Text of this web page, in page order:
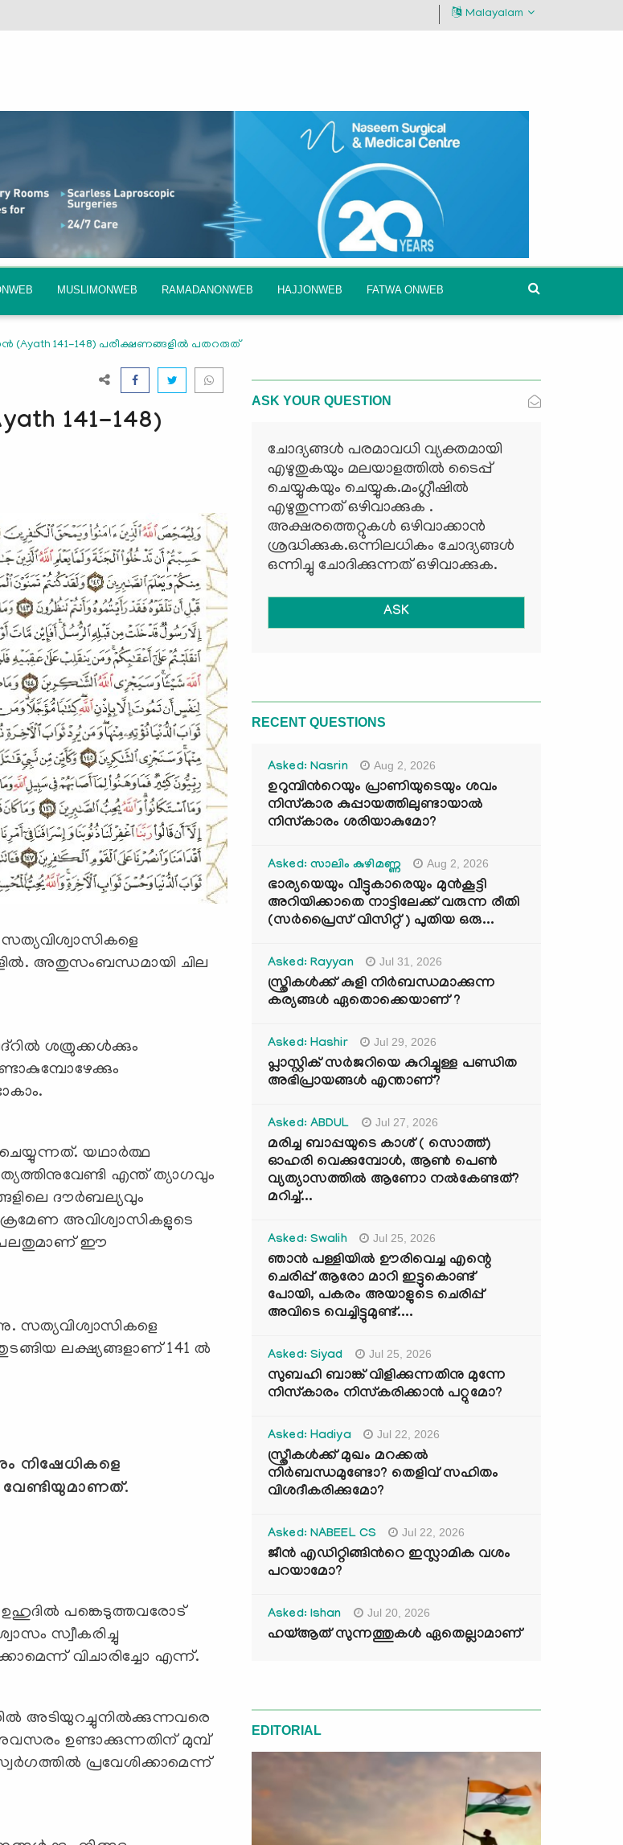
Malayalam
MUSLIMONWEB RAMADANONWEB HAJJONWEB FATWA ONWEB
141-148) പരീക്ഷണങ്ങളിൽ പതറരുത്
141-148)
സത്യവിശ്വാസികളെ
അതുസംബന്ധമായി ചില
ശത്രുക്കള്‍ക്കും
യഥാര്‍ത്ഥ
എന്ത് ത്യാഗവും
ദൗര്‍ബല്യവും
അവിശ്വാസികളുടെ
പലതുമാണ് ഈ
സത്യവിശ്വാസികളെ
ലക്ഷ്യങ്ങളാണ് 141 ല്‍
നിഷേധികളെ
വേണ്ടിയുമാണത്.
പങ്കെടുത്തവരോട്
സ്വീകരിച്ചു
വിചാരിച്ചോ എന്ന്.
അടിയുറച്ചുനില്‍ക്കുന്നവരെ
ഉണ്ടാക്കുന്നതിന് മുമ്പ്
പ്രവേശിക്കാമെന്ന്
ASK YOUR QUESTION
ചോദ്യങ്ങള്‍ പരമാവധി വ്യക്തമായി
എഴുതുകയും മലയാളത്തില്‍ ടൈപ്പ്
ചെയ്യുകയും ചെയ്യുക.മംഗ്ലീഷില്‍
എഴുതുന്നത് ഒഴിവാക്കുക .
അക്ഷരത്തെറ്റുകള്‍ ഒഴിവാക്കാന്‍
ശ്രദ്ധിക്കുക.ഒന്നിലധികം ചോദ്യങ്ങള്‍
ഒന്നിച്ചു ചോദിക്കുന്നത് ഒഴിവാക്കുക.
ASK
RECENT QUESTIONS
Asked: Nasrin Aug 2, 2026
ഉറുമ്പിന്‍റെയും പ്രാണിയുടെയും ശവം
നിസ്കാര കുപ്പായത്തിലുണ്ടായാൽ
നിസ്കാരം ശരിയാകുമോ?
Asked: സാലിം കുഴിമണ്ണ Aug 2, 2026
ഭാര്യയെയും വീട്ടുകാരെയും മുൻകൂട്ടി
അറിയിക്കാതെ നാട്ടിലേക്ക് വരുന്ന രീതി
(സർപ്രൈസ് വിസിറ്റ് ) പുതിയ ഒരു...
Asked: Rayyan Jul 31, 2026
സ്ത്രികൾക്ക് കുളി നിർബന്ധമാക്കുന്ന
കര്യങ്ങൾ ഏതൊക്കെയാണ് ?
Asked: Hashir Jul 29, 2026
പ്ലാസ്റ്റിക് സർജറിയെ കുറിച്ചുള്ള പണ്ഡിത
അഭിപ്രായങ്ങൾ എന്താണ്?
Asked: ABDUL Jul 27, 2026
മരിച്ച ബാപ്പയുടെ കാശ് ( സൊത്ത്)
ഓഹരി വെക്കുമ്പോൾ, ആണ്‍ പെണ്‍
വ്യത്യാസത്തില്‍ ആണോ നല്‍കേണ്ടത്?
മറിച്ച്...
Asked: Swalih Jul 25, 2026
ഞാൻ പള്ളിയിൽ ഊരിവെച്ച എന്റെ
ചെരിപ്പ് ആരോ മാറി ഇട്ടുകൊണ്ട്
പോയി, പകരം അയാളുടെ ചെരിപ്പ്
അവിടെ വെച്ചിട്ടുമുണ്ട്....
Asked: Siyad Jul 25, 2026
സുബഹി ബാങ്ക് വിളിക്കുന്നതിനു മുന്നേ
നിസ്കാരം നിസ്കരിക്കാൻ പറ്റുമോ?
Asked: Hadiya Jul 22, 2026
സ്ത്രീകൾക്ക് മുഖം മറക്കൽ
നിർബന്ധമുണ്ടോ? തെളിവ് സഹിതം
വിശദീകരിക്കുമോ?
Asked: NABEEL CS Jul 22, 2026
ജീൻ എഡിറ്റിങ്ങിന്‍റെ ഇസ്ലാമിക വശം
പറയാമോ?
Asked: Ishan Jul 20, 2026
ഹയ്ആത് സുന്നത്തുകൾ ഏതെല്ലാമാണ്
EDITORIAL